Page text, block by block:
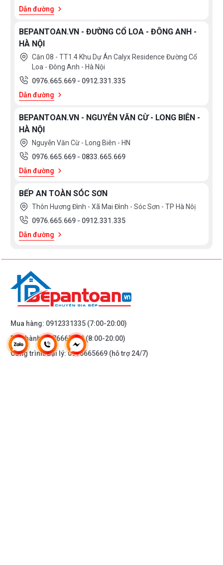
Dẫn đường
BEPANTOAN.VN - ĐƯỜNG CỔ LOA - ĐÔNG ANH -
HÀ NỘI
Căn 08 - TT1.4 Khu Dự Án Calyx Residence Đường Cổ
Loa - Đông Anh - Hà Nội
0976.665.669 - 0912.331.335
Dẫn đường
BEPANTOAN.VN - NGUYỄN VĂN CỪ - LONG BIÊN -
HÀ NỘI
Nguyễn Văn Cừ - Long Biên - HN
0976.665.669 - 0833.665.669
Dẫn đường
BẾP AN TOÀN SÓC SƠN
Thôn Hương Đình - Xã Mai Đình - Sóc Sơn - TP Hà Nôị
0976.665.669 - 0912.331.335
Dẫn đường
Mua hàng: 0912331335 (7:00-20:00)
Bảo hành:0976665669(8:00-20:00)
Công trình/Đại lý:0976665669 (hỗ trợ 24/7)